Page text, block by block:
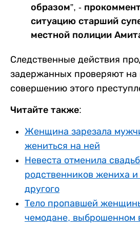
образом”, -
ситуацию старший
местной полиции
Следственные действия
задержанных проверяют на
совершению этого
Читайте также:
Женщина зарезала
жениться на ней
Невеста отменила
родственников жениха
другого
Тело пропавшей
чемодане, выброшенном